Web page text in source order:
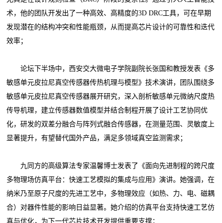
术，他的团队开发出了一种高效、高精度的3D DRC工具，可在早期
发现潜在的结构冲突和性能瓶颈，从而提高芯片设计的可靠性和迭代
效率；
论坛下半场中，西安交大微电子学院副院长张国和教授发表《多
敏感单元皮拉尼真空传感器传热机理与模型》技术演讲，团队围绕多
敏感单元皮拉尼真空传感器展开研究，深入剖析敏感单元微纳尺度热
传导机理，建立传感器数值模型并结合制程开展了设计工艺协同优
化，研发的双差分融合与阵列式融合传感器，在测量范围、灵敏度上
显著提升，有望替代国外产品，满足多领域真空监测需求；
九同方的高级算法专家温馨博士发表了《面向先进制程的跨尺度
多物理场仿真平台：快速工艺模拟的集成与应用》演讲。她强调，在
纳米乃至原子尺度的先进工艺中，多物理效应（如热、力、电、磁耦
合）对器件性能的影响日益显著。她介绍的仿真平台支持快速工艺仿
真与优化，为下一代芯片技术开发提供重要支撑；